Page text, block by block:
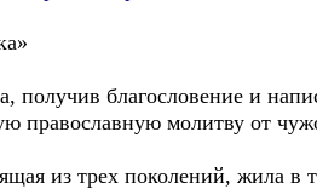
получив благословение и
православную молитву от
из трех поколений, жила в